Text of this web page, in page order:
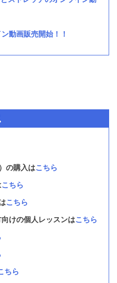
動画販売開始！！
の購入はこちら
こちら
こちら
けの個人レッスンはこちら
ちら